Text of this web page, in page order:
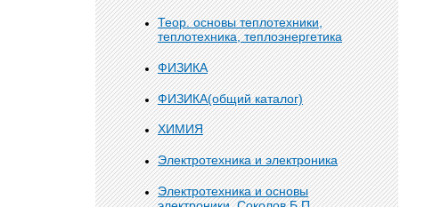
Теор. основы теплотехники,
теплотехника, теплоэнергетика
ФИЗИКА
ФИЗИКА(общий каталог)
ХИМИЯ
Электротехника и электроника
Электротехника и основы